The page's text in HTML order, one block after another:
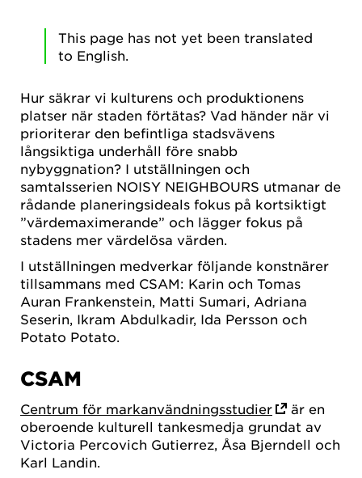
This page has not yet been translated
to English.
Hur säkrar vi kulturens och produktionens
platser när staden förtätas? Vad händer när vi
prioriterar den befintliga stadsvävens
långsiktiga underhåll före snabb
nybyggnation? I utställningen och
samtalsserien NOISY NEIGHBOURS utmanar de
rådande planeringsideals fokus på kortsiktigt
”värdemaximerande” och lägger fokus på
stadens mer värdelösa värden.
I utställningen medverkar följande konstnärer
tillsammans med CSAM: Karin och Tomas
Auran Frankenstein, Matti Sumari, Adriana
Seserin, Ikram Abdulkadir, Ida Persson och
Potato Potato.
CSAM
Centrum för markanvändningsstudier
är en
oberoende kulturell tankesmedja grundat av
Victoria Percovich Gutierrez, Åsa Bjerndell och
Karl Landin.